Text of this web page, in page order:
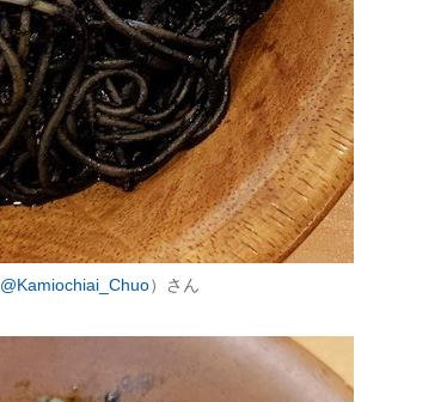
@Kamiochiai_Chuo）さん